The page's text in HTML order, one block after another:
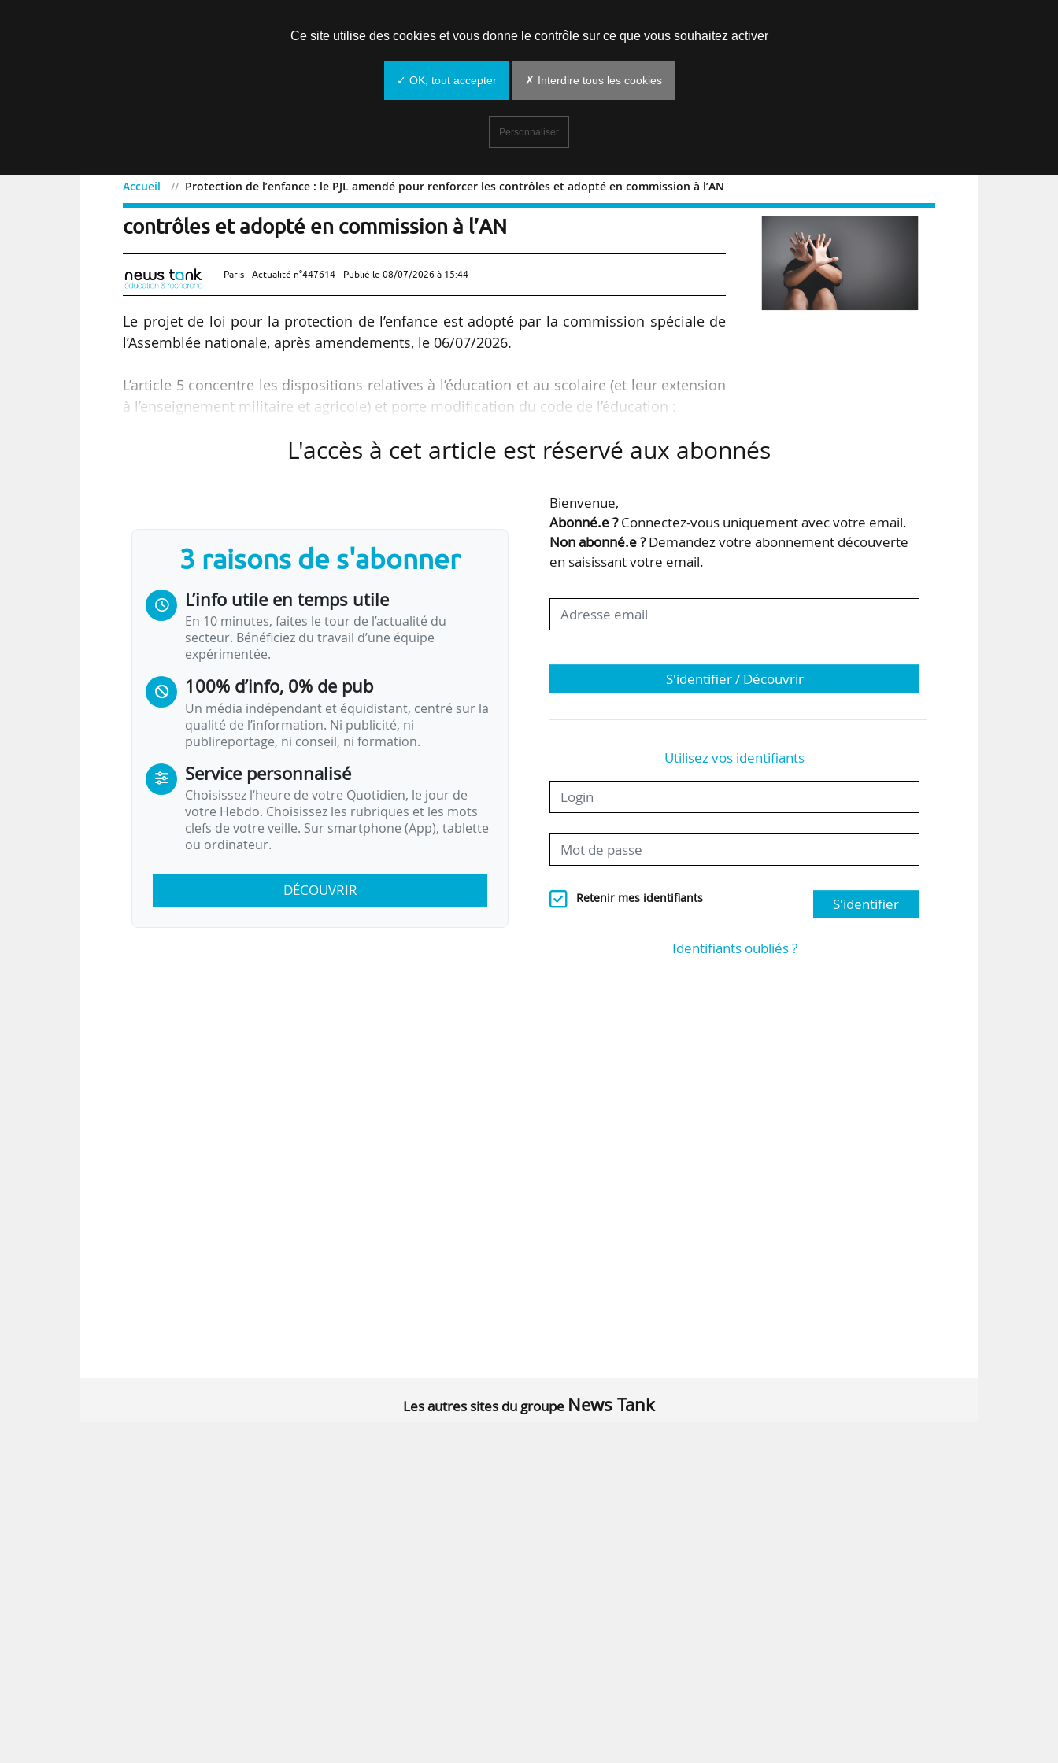
Accueil Protection de l’enfance : le PJL amendé pour renforcer les contrôles et adopté en commission à l’AN
Protection de l’enfance : le PJL amendé pour renforcer les
contrôles et adopté en commission à l’AN
Paris - Actualité n°447614 - Publié le 08/07/2026 à 15:44
Le projet de loi pour la protection de l’enfance est adopté par la commission spéciale de
l’Assemblée nationale, après amendements, le 06/07/2026.
L’article 5 concentre les dispositions relatives à l’éducation et au scolaire (et leur extension
à l’enseignement militaire et agricole) et porte modification du code de l’éducation :
« Nul ne peut intervenir au sein d’un établissement d’enseignement ou de tout
L'accès à cet article est réservé aux abonnés
3 raisons de s'abonner
L’info utile en temps utile
En 10 minutes, faites le tour de l’actualité du
secteur. Bénéficiez du travail d’une équipe
expérimentée.
100% d’info, 0% de pub
Un média indépendant et équidistant, centré sur la
qualité de l’information. Ni publicité, ni
publireportage, ni conseil, ni formation.
Service personnalisé
Choisissez l‘heure de votre Quotidien, le jour de
votre Hebdo. Choisissez les rubriques et les mots
clefs de votre veille. Sur smartphone (App), tablette
ou ordinateur.
DÉCOUVRIR
Bienvenue,
Abonné.e ?Connectez-vous uniquement avec votre email.
Non abonné.e ?Demandez votre abonnement découverte
en saisissant votre email.
S'identifier / Découvrir
Utilisez vos identifiants
Retenir mes identifiants S'identifier
Identifiants oubliés ?
Les autres sites du groupe News Tank
Ce site utilise des cookies et vous donne le contrôle sur ce que vous souhaitez activer
✓ OK, tout accepter ✗ Interdire tous les cookies
Personnaliser